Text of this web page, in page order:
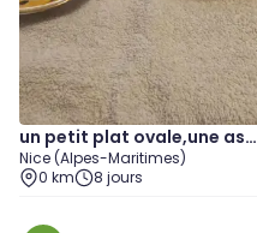
un petit plat ovale,une assi
ette à dessert et une assie
tte à soucoupe
Nice (Alpes-Maritimes)
0 km
8 jours